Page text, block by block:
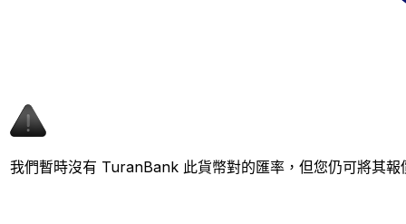
我們暫時沒有 TuranBank 此貨幣對的匯率，但您仍可將其